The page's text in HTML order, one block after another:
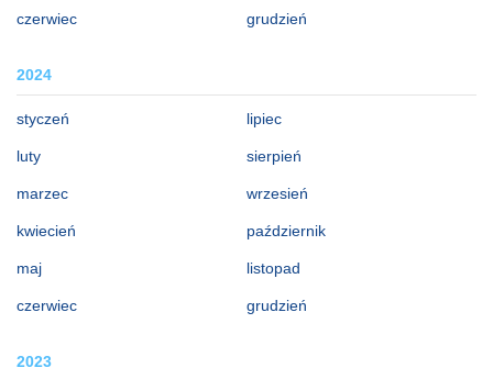
czerwiec grudzień
2024
styczeń
luty
marzec
kwiecień
maj
czerwiec
lipiec
sierpień
wrzesień
październik
listopad
grudzień
2023